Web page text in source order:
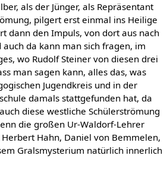
als der Jünger, als Repräsentant
pilgert erst einmal ins Heilige
dann den Impuls, von dort aus nach
da kann man sich fragen, im
wo Rudolf Steiner von diesen drei
man sagen kann, alles das, was
Jugendkreis und in der
damals stattgefunden hat, da
diese westliche Schülerströmung
die großen Ur-Waldorf-Lehrer
Herbert Hahn, Daniel von Bemmelen,
Gralsmysterium natürlich innerlich